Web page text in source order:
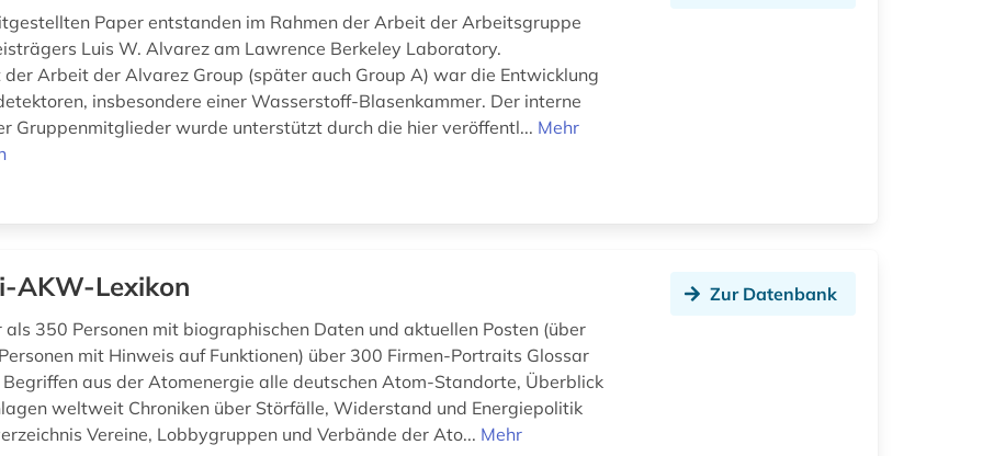
Paper entstanden im Rahmen der Arbeit der Arbeitsgruppe
Luis W. Alvarez am Lawrence Berkeley Laboratory.
der Arbeit der Alvarez Group (später auch Group A) war die Entwicklung
insbesondere einer Wasserstoff-Blasenkammer. Der interne
Gruppenmitglieder wurde unterstützt durch die hier veröffentl... Mehr
AKW-Lexikon
als 350 Personen mit biographischen Daten und aktuellen Posten (über
mit Hinweis auf Funktionen) über 300 Firmen-Portraits Glossar
aus der Atomenergie alle deutschen Atom-Standorte, Überblick
weltweit Chroniken über Störfälle, Widerstand und Energiepolitik
Vereine, Lobbygruppen und Verbände der Ato... Mehr
Zur Datenbank